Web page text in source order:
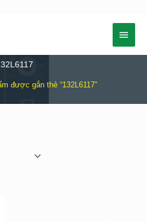
Menu
chính
được gắn thẻ “132L6117”